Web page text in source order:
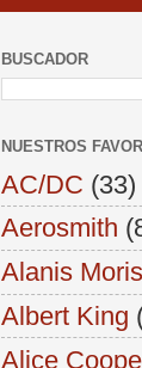
BUSCADOR
NUESTROS
AC/DC (33)
Aerosmith
Alanis
Albert King
Alice